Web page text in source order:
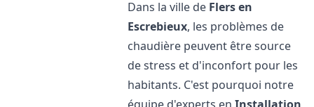
Dans la ville de Flers en
Escrebieux, les problèmes de
chaudière peuvent être source
de stress et d'inconfort pour les
habitants. C'est pourquoi notre